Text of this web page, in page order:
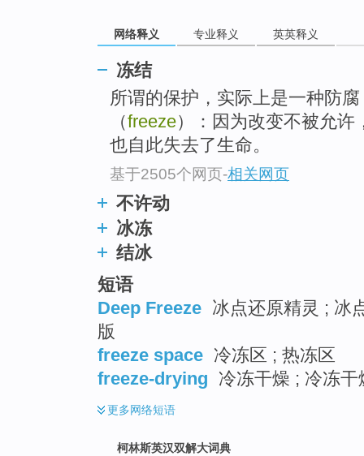
网络释义 专业释义 英英释义
冻结
所谓的保护，实际上是一种防
（freeze）：因为改变不被允
也自此失去了生命。
基于2505个网页-相关网页
不许动
冰冻
结冰
短语
Deep Freeze 冰点还原精灵 ; 冰
版
freeze space 冷冻区 ; 热冻区
freeze-drying 冷冻干燥 ; 冷冻
更多网络短语
柯林斯英汉双解大词典